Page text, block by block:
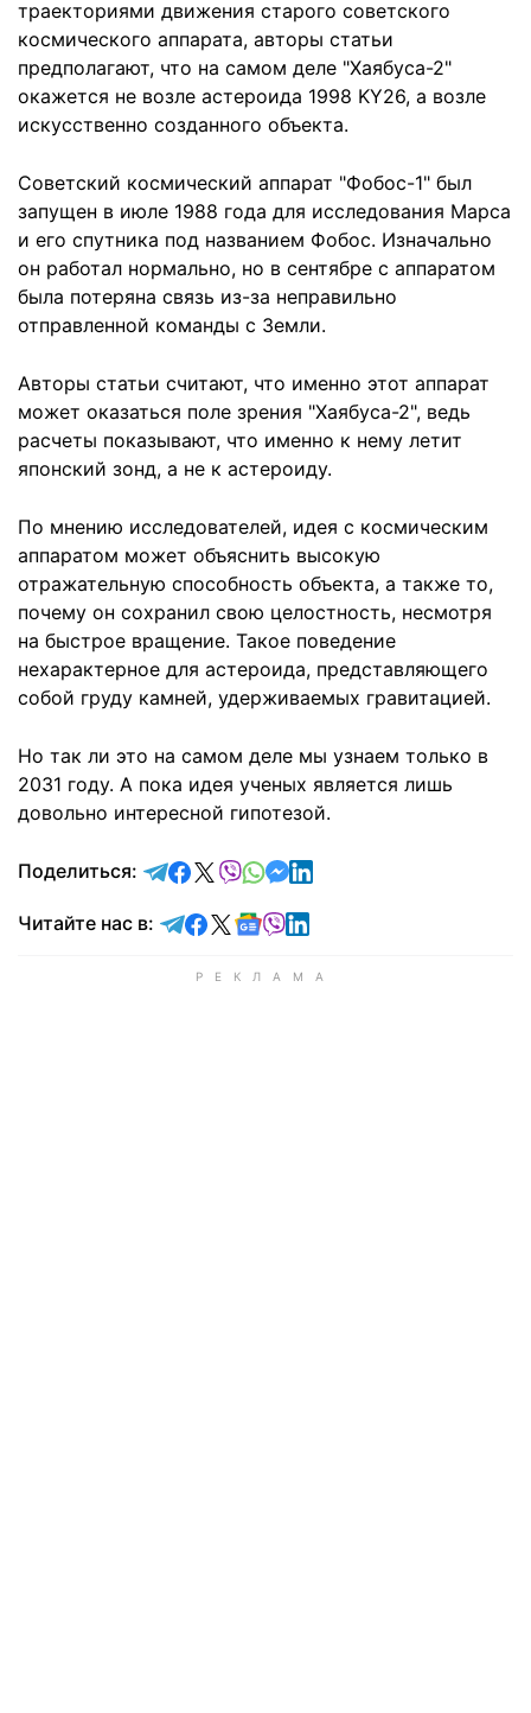
траекториями движения старого советского
космического аппарата, авторы статьи
предполагают, что на самом деле "Хаябуса-2"
окажется не возле астероида 1998 KY26, а возле
искусственно созданного объекта.
Советский космический аппарат "Фобос-1" был
запущен в июле 1988 года для исследования Марса
и его спутника под названием Фобос. Изначально
он работал нормально, но в сентябре с аппаратом
была потеряна связь из-за неправильно
отправленной команды с Земли.
Авторы статьи считают, что именно этот аппарат
может оказаться поле зрения "Хаябуса-2", ведь
расчеты показывают, что именно к нему летит
японский зонд, а не к астероиду.
По мнению исследователей, идея с космическим
аппаратом может объяснить высокую
отражательную способность объекта, а также то,
почему он сохранил свою целостность, несмотря
на быстрое вращение. Такое поведение
нехарактерное для астероида, представляющего
собой груду камней, удерживаемых гравитацией.
Но так ли это на самом деле мы узнаем только в
2031 году. А пока идея ученых является лишь
довольно интересной гипотезой.
Поделиться: отправить в Telegram
поделиться в Facebook
поделиться в X
отправить в Viber
отправить в Whatsapp
отправить в Messenger
отправить в LinkedIn
Читайте нас в: Читайте в Telegram
Читайте в Facebook
Читайте в X
Читайте в Google news
Читайте в Viber
Читайте в LinkedIn